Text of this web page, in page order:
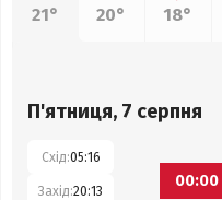
21°
20°
18°
П'ятниця, 7 серпня
Схід:05:16
Захід:20:13
00:00